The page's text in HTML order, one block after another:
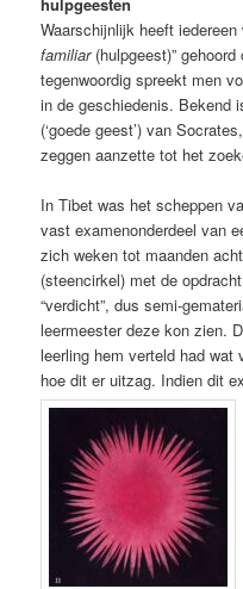
Waarschijnlijk heeft
familiar(hulpgeest)”
tegenwoordig spreekt men
in de geschiedenis. Bekend
(‘goede geest’) van
zeggen aanzette tot het
In Tibet was het scheppen
vast examenonderdeel van
zich weken tot maanden
(steencirkel) met de
“verdicht”, dus semi-
leermeester deze kon zien.
leerling hem verteld had wat
hoe dit er uitzag. Indien dit